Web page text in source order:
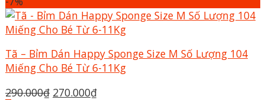
290.000₫.là:
270.000₫.
Tã – Bỉm Dán Happy Sponge Size M Số Lượng 104
Miếng Cho Bé Từ 6-11Kg
290.000₫ Giá
270.000₫Giá